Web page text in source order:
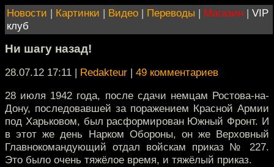
Новости | Картинки | Видео | Переводы | Магазин | VIP
клуб
Ни шагу назад!
28.07.12 17:11 | Redakteur | 49 комментариев
28 июля 1942 года, после сдачи немцам Ростова-на-
Дону, последовавшей за поражением Красной Армии
под Харьковом, был расформирован Южный Фронт. И
в этот же день Нарком Обороны, он же Верховный
Главнокомандующий отдал войскам приказ № 227.
Это было очень тяжёлое время, и тяжёлый приказ.